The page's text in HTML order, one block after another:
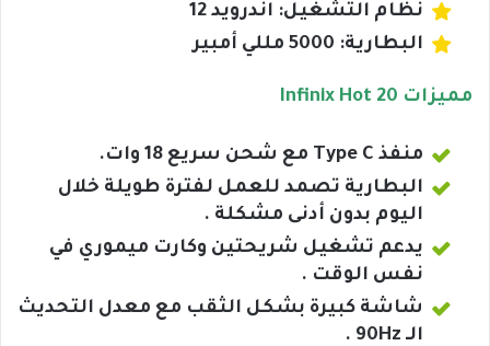
نظام التشغيل: اندرويد 12
البطارية: 5000 مللي أمبير
مميزات Infinix Hot 20
منفذ Type C مع شحن سريع 18 وات.
البطارية تصمد للعمل لفترة طويلة خلال
اليوم بدون أدنى مشكلة .
يدعم تشغيل شريحتين وكارت ميموري في
نفس الوقت .
شاشة كبيرة بشكل الثقب مع معدل التحديث
الـ 90Hz .